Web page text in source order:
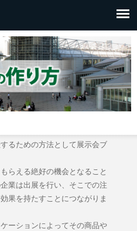
るための方法として展示会ブ
らえる絶好の機会となること
業は出展を行い、そこでの注
果を持たすことにつながりま
ーションによってその商品や